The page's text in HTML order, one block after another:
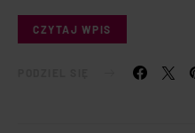
CZYTAJ WPIS